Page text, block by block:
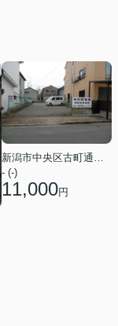
新潟市中央区古町通１２番町
- (-)
11,000円